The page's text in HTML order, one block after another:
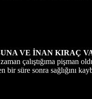
VE İNAN KIRAÇ
çalıştığıma pişman
süre sonra sağlığını